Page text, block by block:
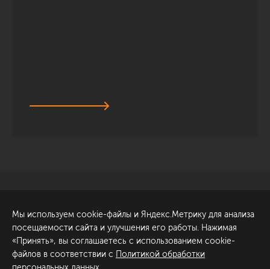
Обсудить проект
ул. Академика Павлова, 6
к1
+7 (812) 200-95-55
Мы используем cookie-файлы и Яндекс.Метрику для анализа
посещаемости сайта и улучшения его работы. Нажимая
«Принять», вы соглашаетесь с использованием cookie-
файлов в соответствии с Политикой обработки